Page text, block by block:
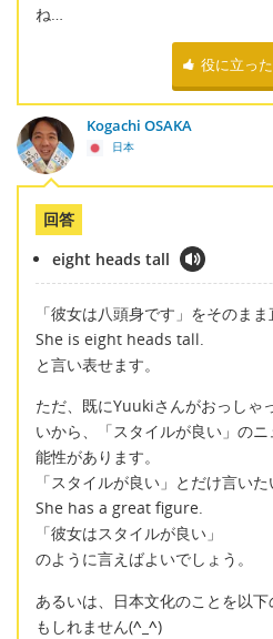
ね…
役に立った
Kogachi OSAKA
日本
回答
eight heads tall
「彼女は八頭身です」をそのまま
She is eight heads tall.
と言い表せます。
ただ、既にYuukiさんがおっしゃ
いから、「スタイルが良い」の
能性があります。
「スタイルが良い」とだけ言いた
She has a great figure.
「彼女はスタイルが良い」
のように言えばよいでしょう。
あるいは、日本文化のことを以
もしれません(^_^)